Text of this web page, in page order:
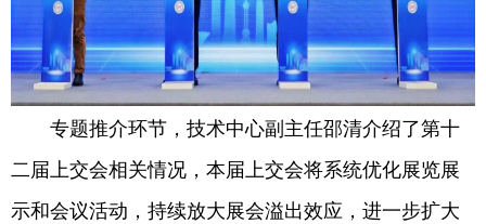
专题推介环节，技术中心副主任邵清介绍了第十
二届上交会相关情况，本届上交会将系统优化展览展
示和会议活动，持续放大展会溢出效应，进一步扩大